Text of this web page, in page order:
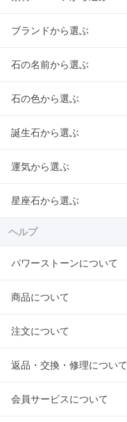
ブランドから選ぶ
石の名前から選ぶ
石の色から選ぶ
誕生石から選ぶ
運気から選ぶ
星座石から選ぶ
ヘルプ
パワーストーンについて
商品について
注文について
返品・交換・修理について
会員サービスについて